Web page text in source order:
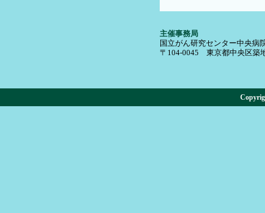
主催事務局
国立がん研究センター中央病
〒104-0045 東京都中央区築